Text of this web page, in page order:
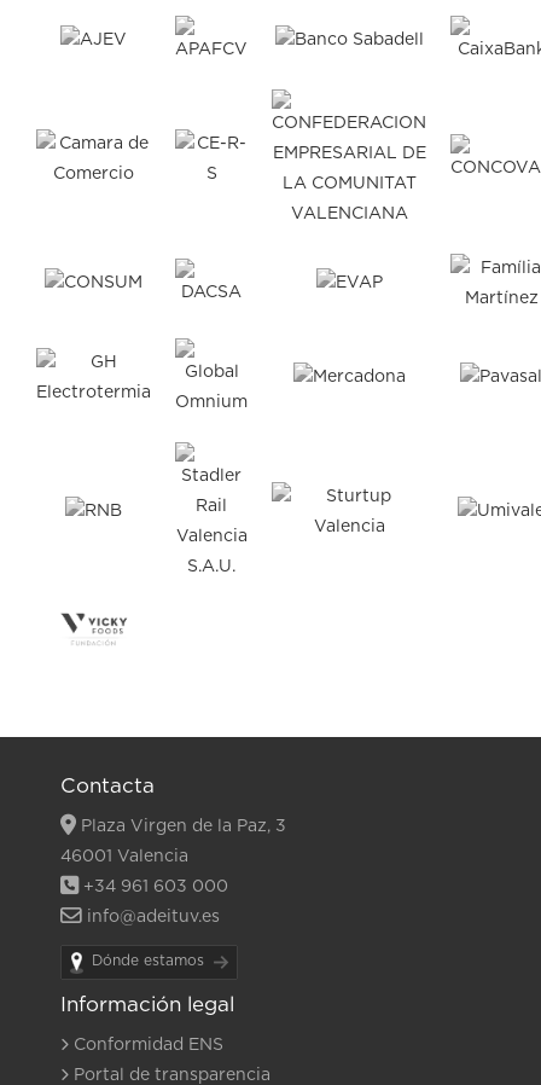
Contacta
Plaza Virgen de la Paz, 3
46001 Valencia
+34 961 603 000
info@adeituv.es
Dónde estamos
Información legal
Conformidad ENS
Portal de transparencia